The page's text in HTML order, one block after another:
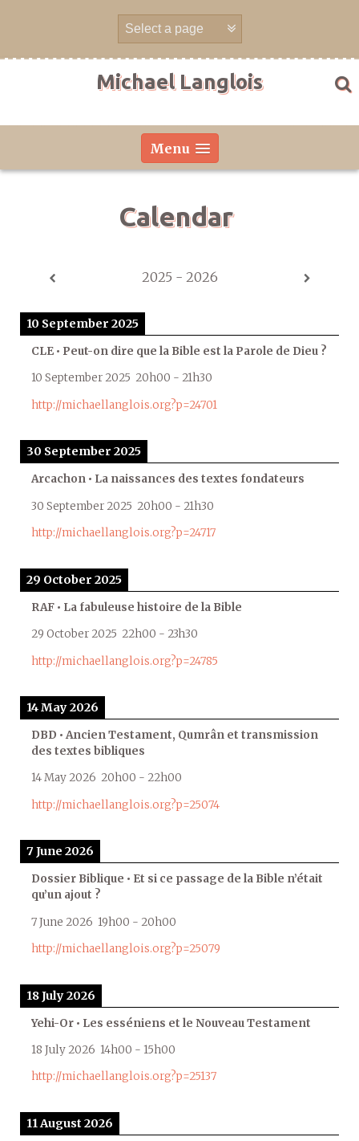
Michael Langlois
Menu
Calendar
2025 - 2026
10 September 2025
CLE • Peut-on dire que la Bible est la Parole de Dieu ?
10 September 2025 20h00 - 21h30
http://michaellanglois.org?p=24701
30 September 2025
Arcachon • La naissances des textes fondateurs
30 September 2025 20h00 - 21h30
http://michaellanglois.org?p=24717
29 October 2025
RAF • La fabuleuse histoire de la Bible
29 October 2025 22h00 - 23h30
http://michaellanglois.org?p=24785
14 May 2026
DBD • Ancien Testament, Qumrân et transmission
des textes bibliques
14 May 2026 20h00 - 22h00
http://michaellanglois.org?p=25074
7 June 2026
Dossier Biblique • Et si ce passage de la Bible n’était
qu’un ajout ?
7 June 2026 19h00 - 20h00
http://michaellanglois.org?p=25079
18 July 2026
Yehi-Or • Les esséniens et le Nouveau Testament
18 July 2026 14h00 - 15h00
http://michaellanglois.org?p=25137
11 August 2026